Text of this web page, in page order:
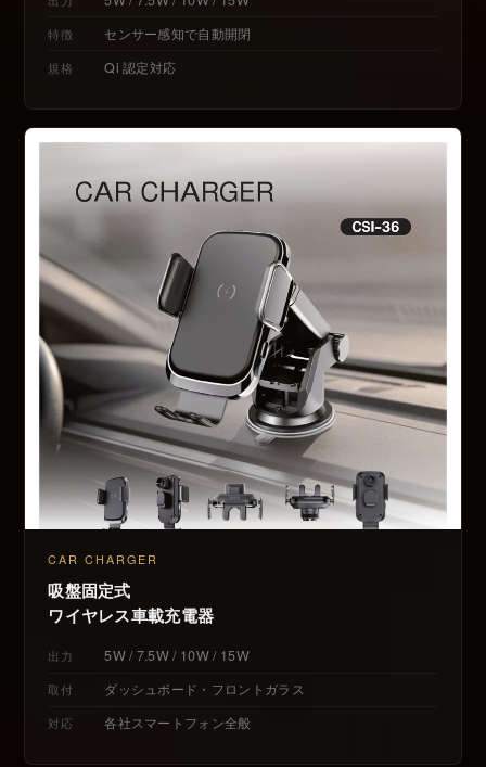
特徴 センサー感知で自動開閉
規格 Qi 認定対応
CAR CHARGER
吸盤固定式
ワイヤレス車載充電器
出力 5W / 7.5W / 10W / 15W
取付 ダッシュボード・フロントガラス
対応 各社スマートフォン全般